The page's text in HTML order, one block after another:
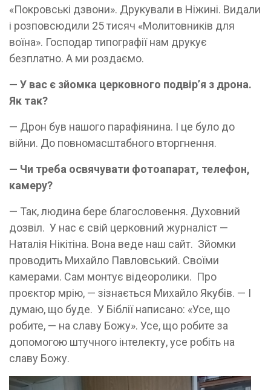
«Покровські дзвони». Друкували в Ніжині. Видали
і розповсюдили 25 тисяч «Молитовників для
воїна». Господар типографії нам друкує
безплатно. А ми роздаємо.
— У вас є зйомка церковного подвір’я з дрона.
Як так?
— Дрон був нашого парафіянина. І це було до
війни. До повномасштабного вторгнення.
— Чи треба освячувати фотоапарат, телефон,
камеру?
— Так, людина бере благословення. Духовний
дозвіл. У нас є свій церковний журналіст —
Наталія Нікітіна. Вона веде наш сайт. Зйомки
проводить Михайло Павловський. Своїми
камерами. Сам монтує відеоролики. Про
проєктор мрію, — зізнається Михайло Якубів. — І
думаю, що буде. У Біблії написано: «Усе, що
робите, — на славу Божу». Усе, що робите за
допомогою штучного інтелекту, усе робіть на
славу Божу.